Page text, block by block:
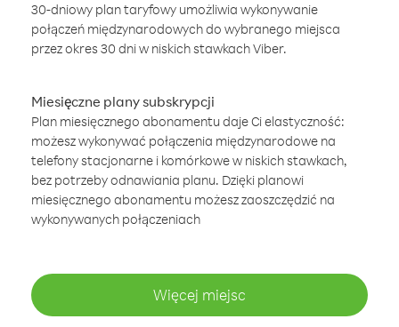
30-dniowy plan taryfowy umożliwia wykonywanie
połączeń międzynarodowych do wybranego miejsca
przez okres 30 dni w niskich stawkach Viber.
Miesięczne plany subskrypcji
Plan miesięcznego abonamentu daje Ci elastyczność:
możesz wykonywać połączenia międzynarodowe na
telefony stacjonarne i komórkowe w niskich stawkach,
bez potrzeby odnawiania planu. Dzięki planowi
miesięcznego abonamentu możesz zaoszczędzić na
wykonywanych połączeniach
Więcej miejsc